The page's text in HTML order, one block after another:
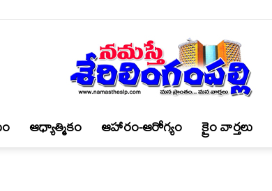
ఆధ్యాత్మికం ఆహారం-ఆరోగ్యం క్రైం వార్త‌లు